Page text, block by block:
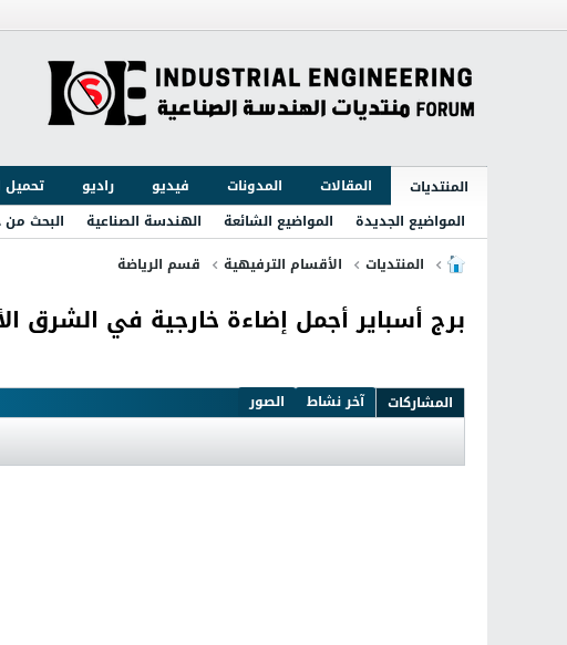
المنتديات المقالات المدونات فيديو راديو تحميل
المواضيع الجديدة
المواضيع الشائعة الهندسة الصناعية
البحث
المنتديات
الأقسام الترفيهية قسم الرياضة
برج أسباير أجمل إضاءة خارجية في الشرق
المشاركات آخر نشاط الصور